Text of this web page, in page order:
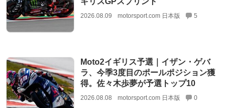
2026.08.09 motorsport.com 日本版 5
Moto2イギリス予選｜イザン・ゲバ
ラ、今季3度目のポールポジション獲
得。佐々木歩夢が予選トップ10
2026.08.08 motorsport.com 日本版 0